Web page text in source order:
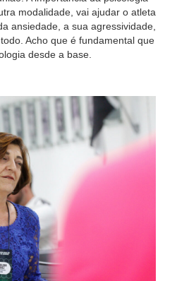
modalidade, vai ajudar o atleta
ansiedade, a sua agressividade,
Acho que é fundamental que
desde a base.